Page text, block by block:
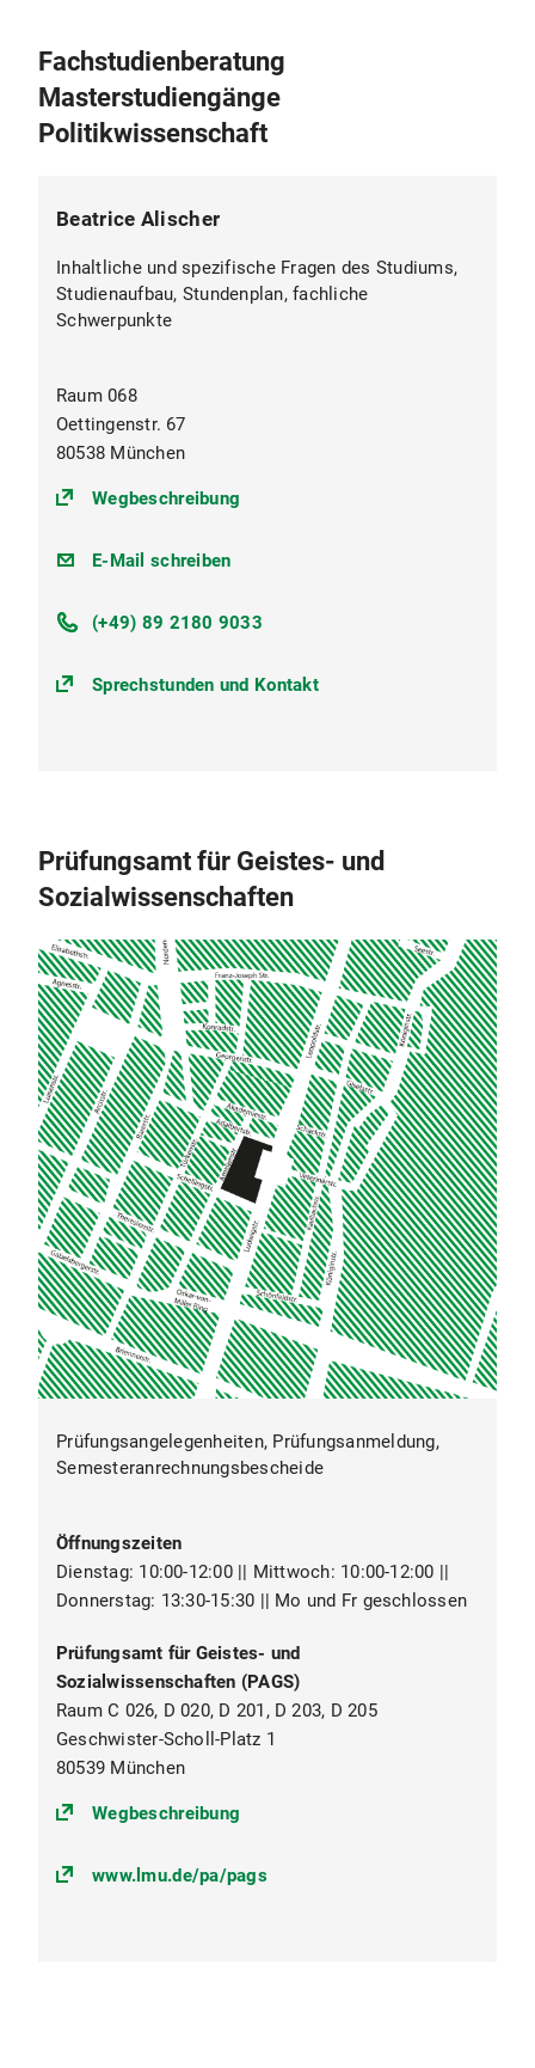
Fachstudienberatung
Masterstudiengänge
Politikwissenschaft
Beatrice Alischer
Inhaltliche und spezifische Fragen des Studiums,
Studienaufbau, Stundenplan, fachliche
Schwerpunkte
Raum 068
Oettingenstr. 67
80538 München
Wegbeschreibung
studiengangskoordination@gsi.uni-
E-Mail schreiben
(+49) 89 2180 9033
Sprechstunden und Kontakt
Prüfungsamt für Geistes- und
Sozialwissenschaften
Prüfungsangelegenheiten, Prüfungsanmeldung,
Semesteranrechnungsbescheide
Öffnungszeiten
Dienstag: 10:00-12:00 || Mittwoch: 10:00-12:00 ||
Donnerstag: 13:30-15:30 || Mo und Fr geschlossen
Prüfungsamt für Geistes- und
Sozialwissenschaften (PAGS)
Raum C 026, D 020, D 201, D 203, D 205
Geschwister-Scholl-Platz 1
80539 München
Wegbeschreibung
www.lmu.de/pa/pags